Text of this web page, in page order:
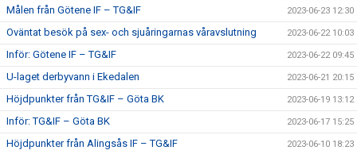
Målen från Götene IF – TG&IF 2023-06-23 12:30
Oväntat besök på sex- och sjuåringarnas våravslutning 2023-06-22 10:03
Inför: Götene IF – TG&IF 2023-06-22 09:45
U-laget derbyvann i Ekedalen 2023-06-21 20:15
Höjdpunkter från TG&IF – Göta BK 2023-06-19 13:12
Inför: TG&IF – Göta BK 2023-06-17 15:25
Höjdpunkter från Alingsås IF – TG&IF 2023-06-10 18:23